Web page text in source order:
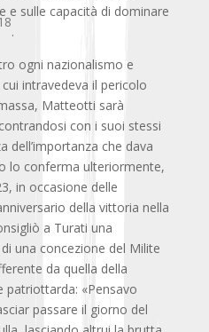
e sulle capacità di dominare
.
ogni nazionalismo e
intravedeva il pericolo
Matteotti sarà
con i suoi stessi
dell’importanza che dava
lo conferma ulteriormente,
in occasione delle
della vittoria nella
a Turati una
una concezione del Milite
da quella della
patriottarda: «Pensavo
passare il giorno del